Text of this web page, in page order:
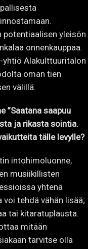
potentiaalisen yleisön
onnenkauppaa.
yhtiö Alakulttuuritalon
oman tien
välillä.
”Saatana saapuu
ja rikasta sointia.
tälle levylle?
intohimoluonne,
musiikillisten
yhtenä
voi tehdä vähän lisää;
tai kitaratuplausta.
mitään
tarvitse olla